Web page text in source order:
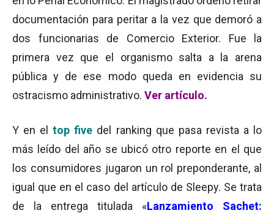
documentación para peritar a la vez que demoró a
dos funcionarias de Comercio Exterior. Fue la
primera vez que el organismo salta a la arena
pública y de ese modo queda en evidencia su
ostracismo administrativo. Ver artícu o.
Y en eltop five del ranking que pasa revista a lo
más leído del año se ubicó otro reporte en el que
los consumidores jugaron un rol preponderante, al
igual que en el caso del artículo de Sleepy. Se trata
de la entrega titulada «Lanzamiento Sachet: